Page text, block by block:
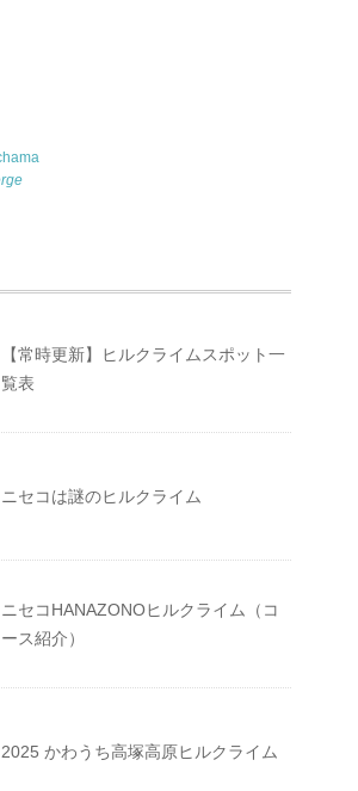
【常時更新】ヒルクライムスポット一
覧表
ニセコは謎のヒルクライム
ニセコHANAZONOヒルクライム（コ
ース紹介）
2025 かわうち高塚高原ヒルクライム